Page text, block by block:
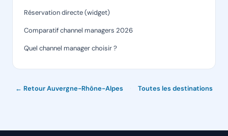
Réservation directe (widget)
Comparatif channel managers 2026
Quel channel manager choisir ?
← Retour Auvergne-Rhône-Alpes Toutes les destinations